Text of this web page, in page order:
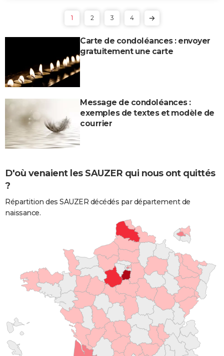
1 2 3 4
Carte de condoléances : envoyer
gratuitement une carte
Message de condoléances :
exemples de textes et modèle de
courrier
D'où venaient les SAUZER qui nous ont quittés
?
Répartition des SAUZER décédés par département de
naissance.